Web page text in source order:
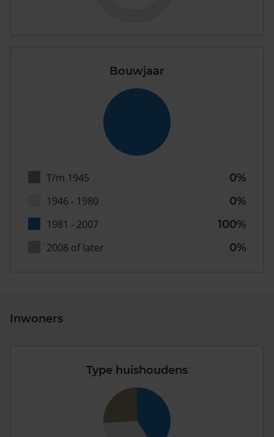
Bouwjaar
T/m 1945
0%
1946 - 1980
0%
1981 - 2007
100%
2008 of later
0%
Inwoners
Type huishoudens